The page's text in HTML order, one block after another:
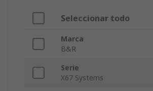
Seleccionar todo
Marca
B&R
Serie
X67 Systems